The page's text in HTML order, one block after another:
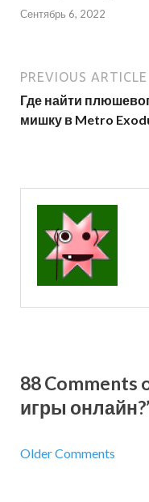
Сентябрь 6, 2022
PREVIOUS ARTICLE
Где найти
мишку в Metro
88
игры
Older Comments